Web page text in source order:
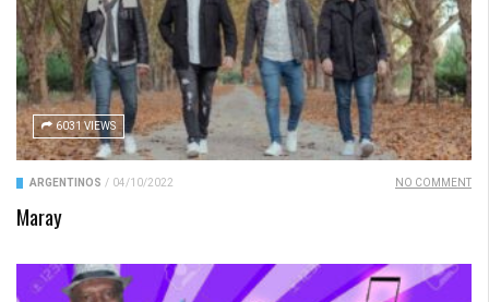
6031 VIEWS
ARGENTINOS / 04/10/2022 NO COMMENT
Maray